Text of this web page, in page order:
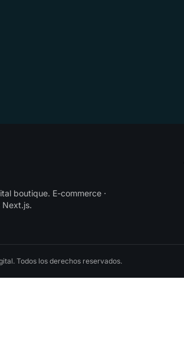
boutique. E-commerce ·
Next.js.
. Todos los derechos reservados.